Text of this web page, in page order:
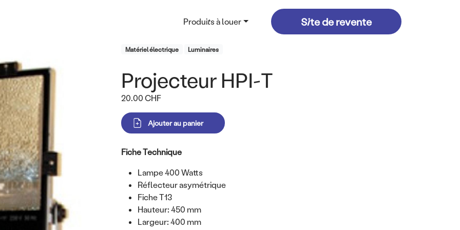
Main navigation header
Produits à louer Site de revente
Product Category
Matériel électrique Luminaires
Titre
Projecteur HPI-T
Prix
20.00 CHF
Variations
Corps
Fiche Technique
Lampe 400 Watts
Réflecteur asymétrique
Fiche T13
Hauteur: 450 mm
Largeur: 400 mm